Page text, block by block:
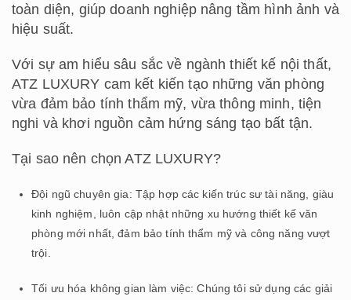
toàn diện, giúp doanh nghiệp nâng tầm hình ảnh và
hiệu suất.
Với sự am hiểu sâu sắc về ngành thiết kế nội thất,
ATZ LUXURY cam kết kiến tạo những văn phòng
vừa đảm bảo tính thẩm mỹ, vừa thông minh, tiện
nghi và khơi nguồn cảm hứng sáng tạo bất tận.
Tại sao nên chọn ATZ LUXURY?
Đội ngũ chuyên gia: Tập hợp các kiến trúc sư tài năng, giàu
kinh nghiệm, luôn cập nhật những xu hướng thiết kế văn
phòng mới nhất, đảm bảo tính thẩm mỹ và công năng vượt
trội.
Tối ưu hóa không gian làm việc: Chúng tôi sử dụng các giải